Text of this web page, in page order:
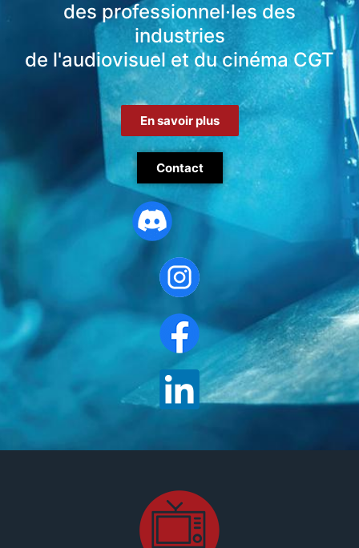
des professionnel·les des
industries
de l'audiovisuel et du cinéma CGT
En savoir plus
Contact